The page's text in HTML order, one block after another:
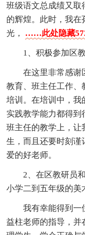
班级语文总成绩又取
的辉煌。此时，我在
光， ……此处隐藏
1、积极参加区
在这里非常感谢
教育、班主任工作、
培训。在培训中，我
实践教学能力都得到
班主任的教学上，让
生，而且还要时刻谨
爱的好老师。
2、在区教研员
小学二到五年级的美
我有幸能得到
益柱老师的指导，并